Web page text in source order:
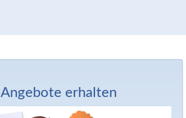
Angebote erhalten